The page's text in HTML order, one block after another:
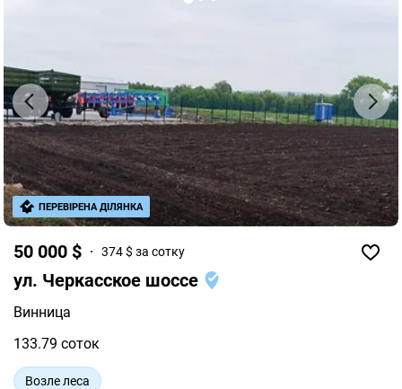
50 000 $ 374 $ за сотку
ул. Черкасское шоссе
Винница
133.79 соток
Возле леса
ПЕРЕВІРЕНА ДІЛЯНКА